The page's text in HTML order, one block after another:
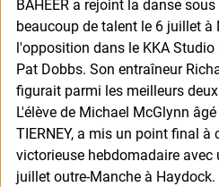
BAHEER a rejoint la danse
beaucoup de talent le 6 juillet à
l'opposition dans le KKA
Pat Dobbs. Son entraîneur
figurait parmi les meilleurs
L'élève de Michael McGlynn
TIERNEY, a mis un point final à
victorieuse hebdomadaire avec
juillet outre-Manche à Haydock.